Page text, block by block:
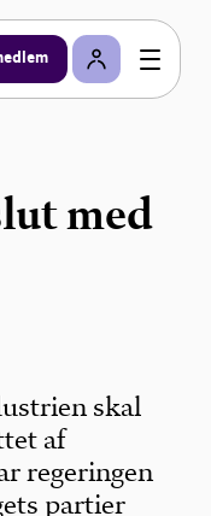
med
skal
af
regeringen
partier